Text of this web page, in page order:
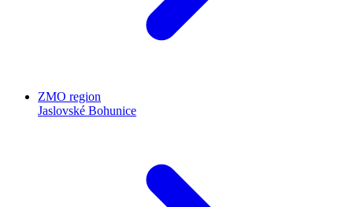
ZMO region
Jaslovské Bohunice